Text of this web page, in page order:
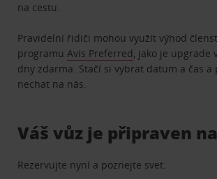
na cestu.
Pravidelní řidiči mohou využít výhod
programuAvis Preferred, jako je upgrade
dny zdarma. Stačí si vybrat datum a čas
nechat na nás.
Váš vůz je připraven
Rezervujte nyní a poznejte svet.